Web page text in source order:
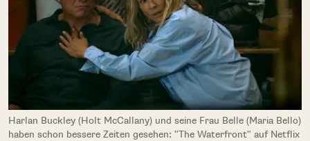
Harlan Buckley (Holt McCallany) und seine Frau Belle (Maria Bello)
haben schon bessere Zeiten gesehen: "The Waterfront" auf Netflix